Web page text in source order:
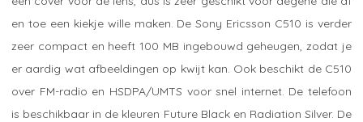
en toe een kiekje wille maken. De Sony Ericsson C510 is verder
zeer compact en heeft 100 MB ingebouwd geheugen, zodat je
er aardig wat afbeeldingen op kwijt kan. Ook beschikt de C510
over FM-radio en HSDPA/UMTS voor snel internet. De telefoon
is beschikbaar in de kleuren Future Black en Radiation Silver. De